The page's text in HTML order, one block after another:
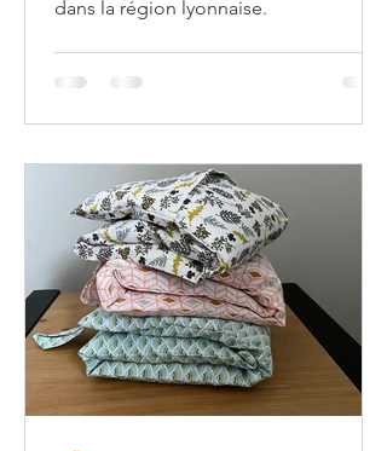
dans la région lyonnaise.